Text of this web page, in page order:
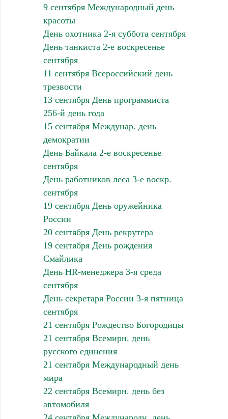
9 сентября Международный день
красоты
День охотника 2-я суббота сентября
День танкиста 2-е воскресенье
сентября
11 сентября Всероссийский день
трезвости
13 сентября День программиста
256-й день года
15 сентября Междунар. день
демократии
День Байкала 2-е воскресенье
сентября
День работников леса 3-е воскр.
сентября
19 сентября День оружейника
России
20 сентября День рекрутера
19 сентября День рождения
Смайлика
День HR-менеджера 3-я среда
сентября
День секретаря России 3-я пятница
сентября
21 сентября Рождество Богородицы
21 сентября Всемирн. день
русского единения
21 сентября Международный день
мира
22 сентября Всемирн. день без
автомобиля